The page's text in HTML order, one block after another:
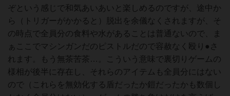
ぞという感じで和気あいあいと楽しめるのですが、途中か
ら（トリガーがかかると）脱出を余儀なくされますが、そ
の時点で全員分の食料や水があることは普通ないので、ま
ぁここでマシンガンだのピストルだので容赦なく殴り●さ
れます。もう無茶苦茶…。こういう意味で裏切りゲームの
様相が後半に存在し、それらのアイテムも全員分にはない
ので（これらを無効化する盾だったか鎧だったかも数個し